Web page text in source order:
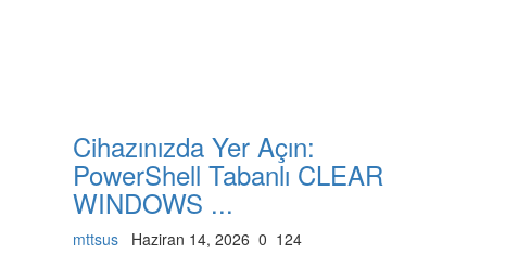
Cihazınızda Yer Açın:
PowerShell Tabanlı CLEAR
WINDOWS ...
mttsus Haziran 14, 2026 0 124